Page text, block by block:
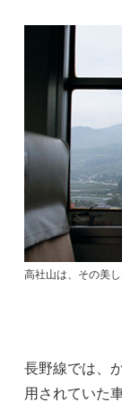
高社山は、その美
長野線では、
用されていた